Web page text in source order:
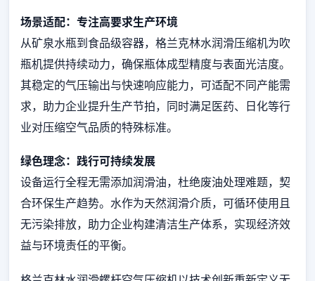
场景适配：专注高要求生产环境
从矿泉水瓶到食品级容器，格兰克林水润滑压缩机为吹
瓶机提供持续动力，确保瓶体成型精度与表面光洁度。
其稳定的气压输出与快速响应能力，可适配不同产能需
求，助力企业提升生产节拍，同时满足医药、日化等行
业对压缩空气品质的特殊标准。
绿色理念：践行可持续发展
设备运行全程无需添加润滑油，杜绝废油处理难题，契
合环保生产趋势。水作为天然润滑介质，可循环使用且
无污染排放，助力企业构建清洁生产体系，实现经济效
益与环境责任的平衡。